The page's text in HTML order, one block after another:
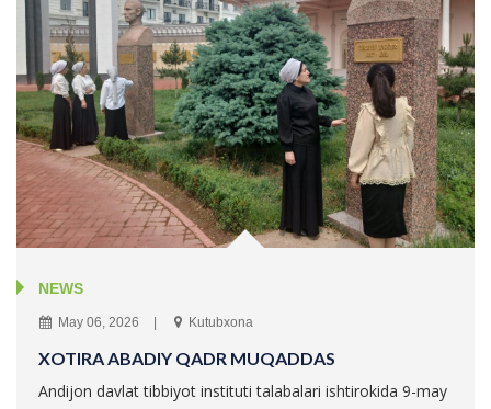
NEWS
May 06, 2026 Kutubxona
XOTIRA ABADIY QADR MUQADDAS
Andijon davlat tibbiyot instituti talabalari ishtirokida 9-may